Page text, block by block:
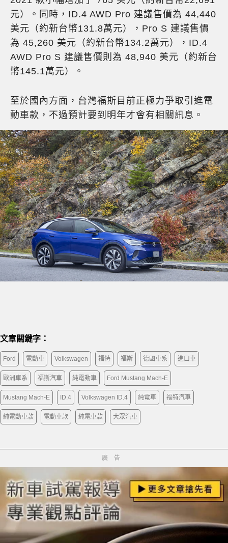
元）。同時，ID.4 AWD Pro 建議售價為 44,440
美元（約新台幣131.8萬元），Pro S 建議售價
為 45,260 美元（約新台幣134.2萬元），ID.4
AWD Pro S 建議售價則為 48,940 美元（約新台
幣145.1萬元）。
至於國內方面，台灣福斯目前正極力爭取引進電
動車款，不過預計要到明年才會有相關訊息。
文章關鍵字：
Ford 電動車 Volkswagen 福特 福斯 德國車系 進口車
歐洲車系 福斯汽車 純電動車 Ford Mustang Mach-E
Mustang Mach-E ID.4 Volkswagen ID.4 純電車 福特汽車
純電動車款 電動車款 純電車款 大眾汽車
廣告